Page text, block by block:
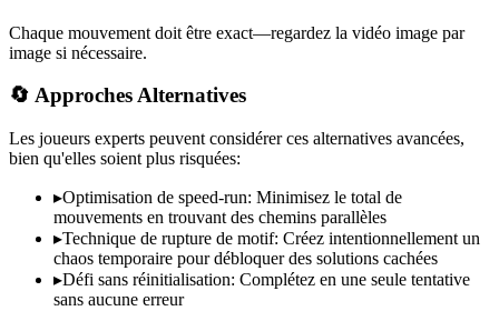
Chaque mouvement doit être exact—regardez la vidéo image par
image si nécessaire.
🔄 Approches Alternatives
Les joueurs experts peuvent considérer ces alternatives avancées,
bien qu'elles soient plus risquées:
▸Optimisation de speed-run: Minimisez le total de
mouvements en trouvant des chemins parallèles
▸Technique de rupture de motif: Créez intentionnellement un
chaos temporaire pour débloquer des solutions cachées
▸Défi sans réinitialisation: Complétez en une seule tentative
sans aucune erreur